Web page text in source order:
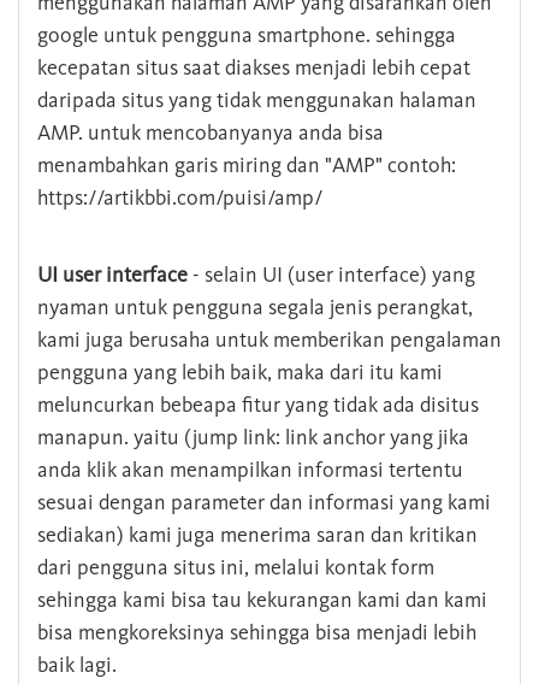
google untuk pengguna smartphone. sehingga
kecepatan situs saat diakses menjadi lebih cepat
daripada situs yang tidak menggunakan halaman
AMP. untuk mencobanyanya anda bisa
menambahkan garis miring dan "AMP" contoh:
https://artikbbi.com/puisi/amp/
UI user interface - selain UI (user interface) yang
nyaman untuk pengguna segala jenis perangkat,
kami juga berusaha untuk memberikan pengalaman
pengguna yang lebih baik, maka dari itu kami
meluncurkan bebeapa fitur yang tidak ada disitus
manapun. yaitu (jump link: link anchor yang jika
anda klik akan menampilkan informasi tertentu
sesuai dengan parameter dan informasi yang kami
sediakan) kami juga menerima saran dan kritikan
dari pengguna situs ini, melalui kontak form
sehingga kami bisa tau kekurangan kami dan kami
bisa mengkoreksinya sehingga bisa menjadi lebih
baik lagi.